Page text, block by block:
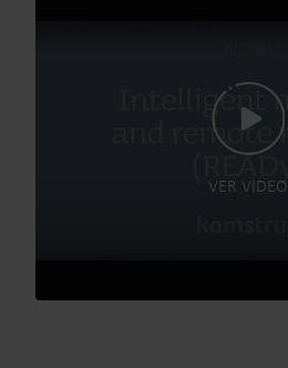
VER VIDEO